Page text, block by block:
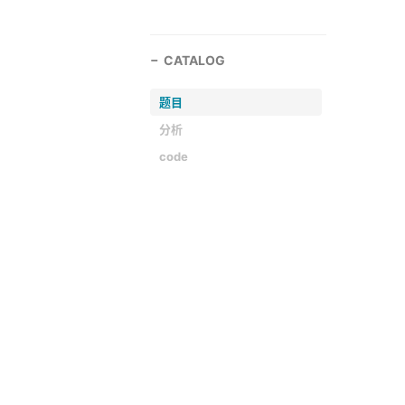
CATALOG
题目
分析
code